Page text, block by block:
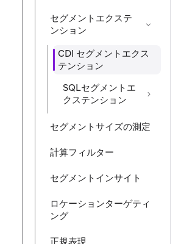
セグメントエクステ
ンション
CDI セグメントエクス
テンション
SQLセグメントエ
クステンション
セグメントサイズの測定
計算フィルター
セグメントインサイト
ロケーションターゲティ
ング
正規表現